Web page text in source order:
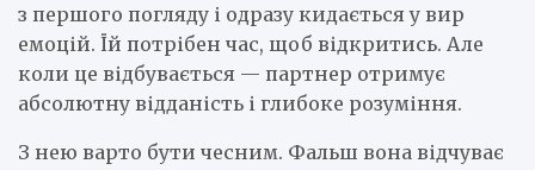
з першого погляду і одразу кидається у вир
емоцій. Їй потрібен час, щоб відкритись. Але
коли це відбувається — партнер отримує
абсолютну відданість і глибоке розуміння.
З нею варто бути чесним. Фальш вона відчуває